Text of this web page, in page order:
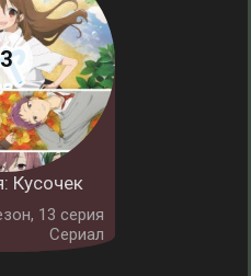
Кусочек
13 серия
Сериал